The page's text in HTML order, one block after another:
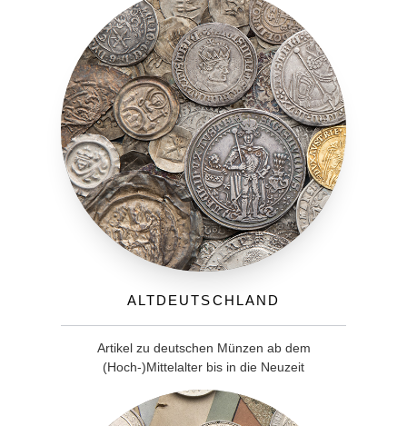
Altdeutschland
Artikel zu deutschen Münzen ab dem
(Hoch-)Mittelalter bis in die Neuzeit